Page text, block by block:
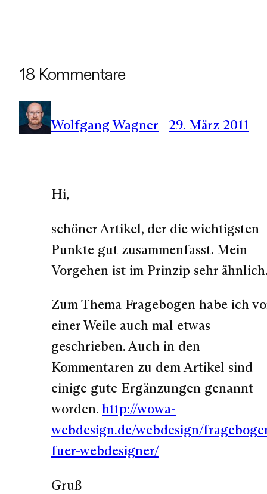
18 Kommentare
Wolfgang Wagner—29. März 2011
Hi,
schöner Artikel, der die wichtigsten
Punkte gut zusammenfasst. Mein
Vorgehen ist im Prinzip sehr
Zum Thema Fragebogen habe ich
einer Weile auch mal etwas
geschrieben. Auch in den
Kommentaren zu dem Artikel sind
einige gute Ergänzungen genannt
worden. http://wowa-
webdesign.de/webdesign/
fuer-webdesigner/
Gruß